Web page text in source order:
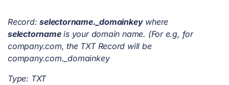
Record:selectorname._domainkeywhere
selectornameis your domain name. (For e.g, for
company.com, the TXT Record will be
company.com._domainkey
Type: TXT